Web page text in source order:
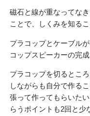
磁石と線が重なってな
ことで、しくみを知る
プラコップとケーブル
コップスピーカーの完成
プラコップを切るとこ
しながらも自分で作る
張って作ってもらいた
らうポイントも2回と少